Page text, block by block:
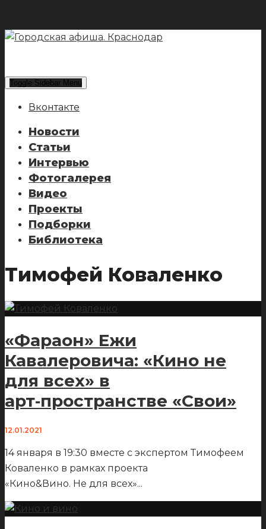
Toggle Sidebar Menu
Вконтакте
Новости
Статьи
Интервью
Фотогалерея
Видео
Проекты
Подборки
Библиотека
Тимофей Коваленко
«Фараон» Ежи
Кавалеровича: «Кино не
для всех» в
арт‑пространстве «Свои»
12.01.2021
14 января в 19:30 вместе с экспертом Тимофеем
Коваленко в рамках проекта
«Кино&Вино. Не для всех»...